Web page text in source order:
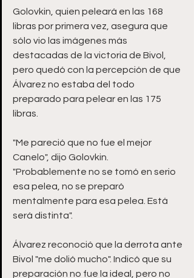
Golovkin, quien peleará en las 168
libras por primera vez, asegura que
sólo vio las imágenes más
destacadas de la victoria de Bivol,
pero quedó con la percepción de que
Álvarez no estaba del todo
preparado para pelear en las 175
libras.
"Me pareció que no fue el mejor
Canelo", dijo Golovkin.
"Probablemente no se tomó en serio
esa pelea, no se preparó
mentalmente para esa pelea. Está
será distinta".
Álvarez reconoció que la derrota ante
Bivol "me dolió mucho". Indicó que su
preparación no fue la ideal, pero no